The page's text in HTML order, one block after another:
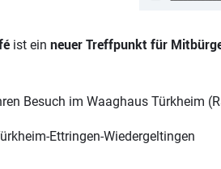
ist einneuer Treffpunkt für
Besuch im Waaghaus Türkheim
Ettringen-Wiedergeltingen